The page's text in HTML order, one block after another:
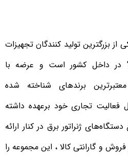
از بزرگترین تولید کنندگان تجهیزات
در داخل کشور است و عرضه با
برندهای شناخته شده
را در طول 50 سال فعالیت تجاری خود برعهده داشته
ژنراتور برق در کنار ارائه
و گارانتی کالا ، این مجموعه را